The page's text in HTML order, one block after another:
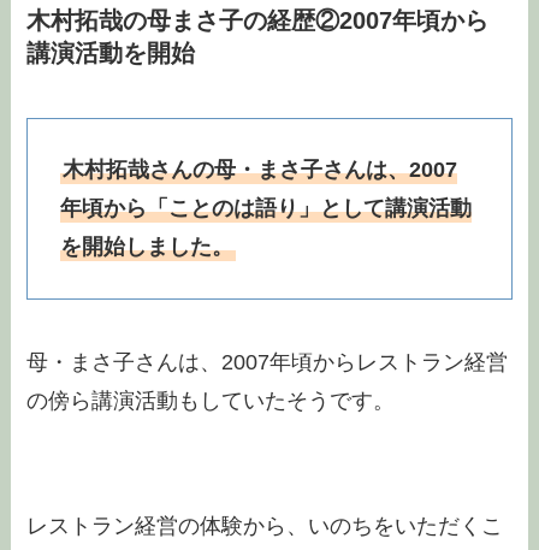
木村拓哉の母まさ子の経歴②2007年頃から
講演活動を開始
木村拓哉さんの母・まさ子さんは、2007
年頃から「ことのは語り」として講演活動
を開始しました。
母・まさ子さんは、2007年頃からレストラン経営
の傍ら講演活動もしていたそうです。
レストラン経営の体験から、いのちをいただくこ